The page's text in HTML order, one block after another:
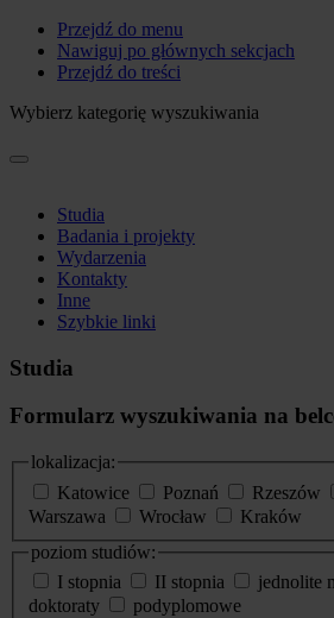
Przejdź do menu
Nawiguj po głównych sekcjach
Przejdź do treści
Wybierz kategorię wyszukiwania
Studia
Badania i projekty
Wydarzenia
Kontakty
Inne
Szybkie linki
Studia
Formularz wyszukiwania na
lokalizacja:
Katowice
Poznań Rzeszów
Warszawa
Wrocław
Kraków
poziom studiów:
I stopnia
II stopnia
jednolite
doktoraty
podyplomowe